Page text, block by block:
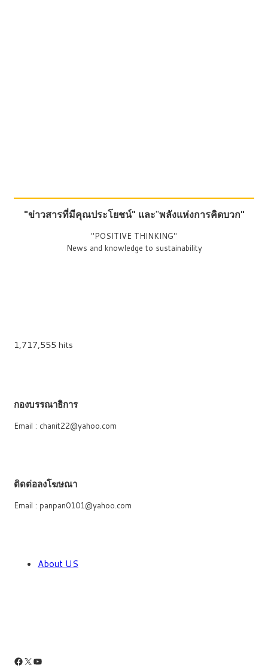
"ข่าวสารที่มีคุณประโยชน์" และ"พลังแห่งการคิดบวก"
"POSITIVE THINKING"
News and knowledge to sustainability
1,717,555 hits
กองบรรณาธิการ
Email : chanit22@yahoo.com
ติดต่อลงโฆษณา
Email : panpan0101@yahoo.com
About US
Facebook
X YouTube